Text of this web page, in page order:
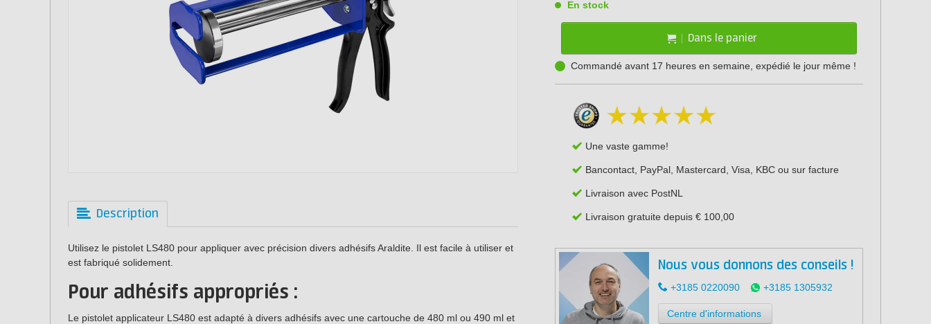
Description
Utilisez le pistolet LS480 pour appliquer avec précision divers adhésifs Araldite. Il est facile à utiliser et
est fabriqué solidement.
Pour adhésifs appropriés :
Le pistolet applicateur LS480 est adapté à divers adhésifs avec une cartouche de 480 ml ou 490 ml et
En stock
Dans le panier
Commandé avant 17 heures en semaine, expédié le jour même !
Une vaste gamme!
Bancontact, PayPal, Mastercard, Visa, KBC ou sur facture
Livraison avec PostNL
Livraison gratuite depuis € 100,00
Nous vous donnons des conseils !
+3185 0220090 +3185 1305932
Centre d'informations